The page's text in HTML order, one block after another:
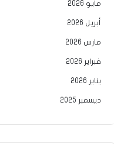
مايو 2026
أبريل 2026
مارس 2026
فبراير 2026
يناير 2026
ديسمبر 2025